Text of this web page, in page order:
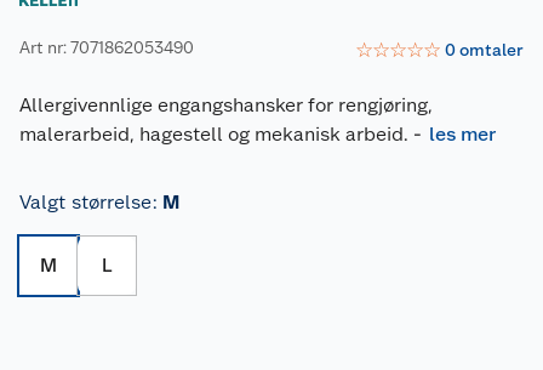
Art nr: 7071862053490 ☆☆☆☆☆ 0omtaler
Allergivennlige engangshansker for rengjøring,
malerarbeid, hagestell og mekanisk arbeid. - les mer
Valgt størrelse: M
M L